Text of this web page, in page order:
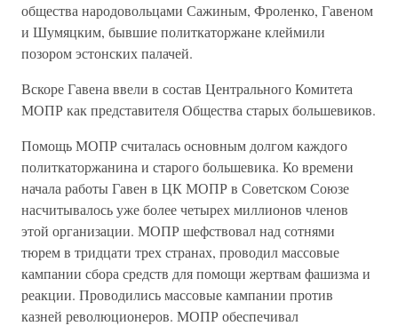
общества народовольцами Сажиным, Фроленко, Гавеном
и Шумяцким, бывшие политкаторжане клеймили
позором эстонских палачей.
Вскоре Гавена ввели в состав Центрального Комитета
МОПР как представителя Общества старых большевиков.
Помощь МОПР считалась основным долгом каждого
политкаторжанина и старого большевика. Ко времени
начала работы Гавен в ЦК МОПР в Советском Союзе
насчитывалось уже более четырех миллионов членов
этой организации. МОПР шефствовал над сотнями
тюрем в тридцати трех странах, проводил массовые
кампании сбора средств для помощи жертвам фашизма и
реакции. Проводились массовые кампании против
казней революционеров. МОПР обеспечивал